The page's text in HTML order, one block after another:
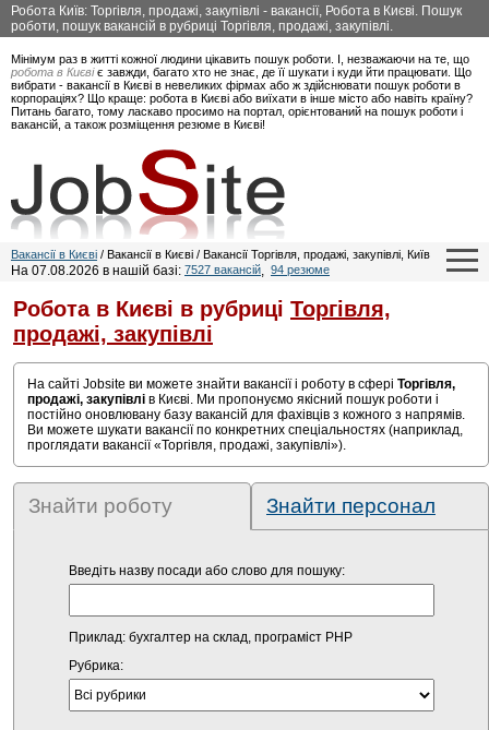
Робота Київ: Торгівля, продажі, закупівлі - вакансії, Робота в Києві. Пошук
роботи, пошук вакансій в рубриці Торгівля, продажі, закупівлі.
Мінімум раз в житті кожної людини цікавить пошук роботи. І, незважаючи на те, що
робота в Києвіє завжди, багато хто не знає, де її шукати і куди йти працювати. Що
вибрати - вакансії в Києві в невеликих фірмах або ж здійснювати пошук роботи в
корпораціях? Що краще: робота в Києві або виїхати в інше місто або навіть країну?
Питань багато, тому ласкаво просимо на портал, орієнтований на пошук роботи і
вакансій, а також розміщення резюме в Києві!
Вакансії в Києві / Вакансії в Києві / Вакансії Торгівля, продажі, закупівлі, Київ
На 07.08.2026 в нашій базі: 7527 вакансій, 94 резюме
Робота в Києві в рубриці Торгівля,
продажі, закупівлі
На сайті Jobsite ви можете знайти вакансії і роботу в сфері Торгівля,
продажі, закупівлі в Києві. Ми пропонуємо якісний пошук роботи і
постійно оновлювану базу вакансій для фахівців з кожного з напрямів.
Ви можете шукати вакансії по конкретних спеціальностях (наприклад,
проглядати вакансії «Торгівля, продажі, закупівлі»).
Знайти роботу Знайти персонал
Введіть назву посади або слово для пошуку:
Приклад: бухгалтер на склад, програміст PHP
Рубрика: